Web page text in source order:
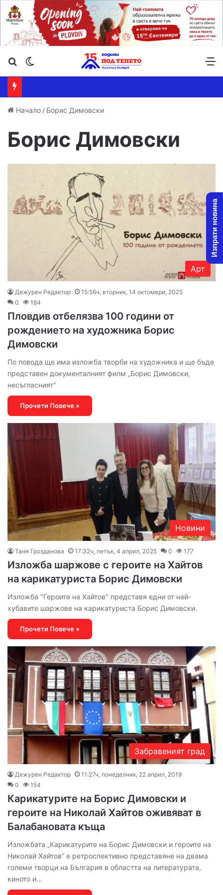
Търсене ...
Начало / Борис Димовски
Борис Димовски
Арт
Дежурен Редактор
15:56ч, вторник, 14 октомври, 2025
0
184
Пловдив отбелязва 100 години от
рождението на художника Борис
Димовски
По повода ще има изложба творби на художника и ще бъде
представен документалният филм „Борис Димовски,
несъгласният“
Прочети Повече »
Новини
Таня Грозданова 17:32ч, петък, 4 април, 2025 0 177
Изложба шаржове с героите на Хайтов
на карикатуриста Борис Димовски
Изложба "Героите на Хайтов" представя едни от най-
хубавите шаржове на карикатуриста Борис Димовски.
Прочети Повече »
Забравеният град
Дежурен Редактор
11:27ч, понеделник, 22 април, 2019
0
154
Карикатурите на Борис Димовски и
героите на Николай Хайтов оживяват в
Балабановата къща
Изложбата „Карикатурите на Борис Димовски и героите на
Николай Хайтов” е ретроспективно представяне на двама
големи творци на България в областта на литературата,
киното и…
Изпрати новина